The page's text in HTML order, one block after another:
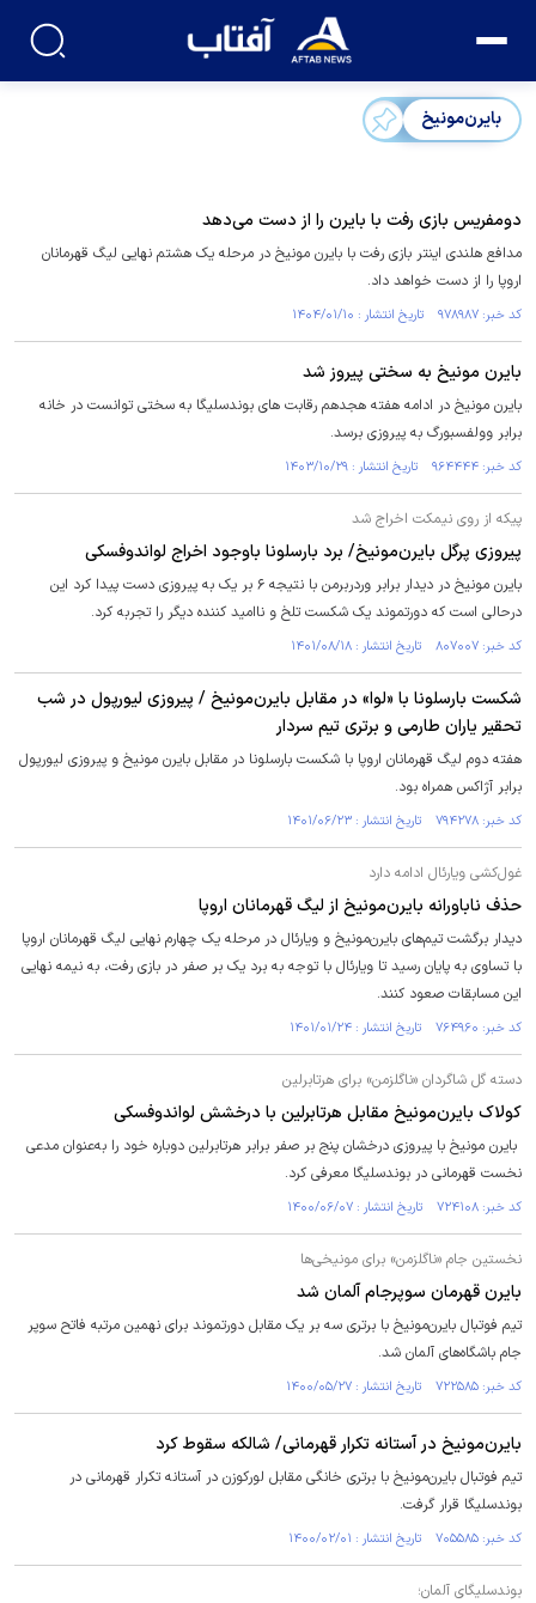
بایرن‌مونیخ
دومفریس بازی رفت با بایرن را از دست می‌دهد
مدافع هلندی اینتر بازی رفت با بایرن مونیخ در مرحله یک هشتم نهایی لیگ قهرمانان
اروپا را از دست خواهد داد.
کد خبر: ۹۷۸۹۸۷ تاریخ انتشار : ۱۴۰۴/۰۱/۱۰
بایرن مونیخ به سختی پیروز شد
بایرن مونیخ در ادامه هفته هجدهم رقابت های بوندسلیگا به سختی توانست در خانه
برابر وولفسبورگ به پیروزی برسد.
کد خبر: ۹۶۴۴۴۴ تاریخ انتشار : ۱۴۰۳/۱۰/۲۹
پیکه از روی نیمکت اخراج شد
پیروزی پرگل بایرن‌مونیخ/ برد بارسلونا باوجود اخراج لواندوفسکی
بایرن مونیخ در دیدار برابر وردربرمن با نتیجه ۶ بر یک به پیروزی دست پیدا کرد این
درحالی است که دورتموند یک شکست تلخ و ناامید کننده دیگر را تجربه کرد.
کد خبر: ۸۰۷۰۰۷ تاریخ انتشار : ۱۴۰۱/۰۸/۱۸
شکست بارسلونا با «لوا» در مقابل بایرن‌مونیخ / پیروزی لیورپول در شب
تحقیر یاران طارمی و برتری تیم سردار
هفته دوم لیگ قهرمانان اروپا با شکست بارسلونا در مقابل بایرن مونیخ و پیروزی لیورپول
برابر آژاکس همراه بود.
کد خبر: ۷۹۴۲۷۸ تاریخ انتشار : ۱۴۰۱/۰۶/۲۳
غول‌کشی‌ ویارئال ادامه دارد
حذف ناباورانه بایرن‌مونیخ از لیگ قهرمانان اروپا
دیدار برگشت تیم‌های بایرن‌مونیخ و ویارئال در مرحله یک چهارم نهایی لیگ قهرمانان اروپا
با تساوی به پایان رسید تا ویارئال با توجه به برد یک بر صفر در بازی رفت، به نیمه نهایی
این مسابقات صعود کنند.
کد خبر: ۷۶۴۹۶۰ تاریخ انتشار : ۱۴۰۱/۰۱/۲۴
دسته گل شاگردان «ناگلزمن» برای هرتابرلین
کولاک بایرن‌مونیخ مقابل هرتابرلین با درخشش لواندوفسکی
بایرن مونیخ با پیروزی درخشان پنج ‌بر صفر برابر هرتابرلین دوباره خود را به‌عنوان مدعی
نخست قهرمانی در بوندسلیگا معرفی کرد.
کد خبر: ۷۲۴۱۰۸ تاریخ انتشار : ۱۴۰۰/۰۶/۰۷
نخستین جام «ناگلزمن» برای مونیخی‌ها
بایرن‌ قهرمان سوپرجام آلمان شد
تیم فوتبال بایرن‌مونیخ با برتری سه بر یک مقابل دورتموند برای نهمین مرتبه فاتح سوپر
جام باشگاه‌های آلمان شد.
کد خبر: ۷۲۲۵۸۵ تاریخ انتشار : ۱۴۰۰/۰۵/۲۷
بایرن‌مونیخ در آستانه تکرار قهرمانی/ شالکه سقوط کرد
تیم فوتبال بایرن‌مونیخ با برتری خانگی مقابل لورکوزن در آستانه تکرار قهرمانی در
بوندسلیگا قرار گرفت.
کد خبر: ۷۰۵۵۸۵ تاریخ انتشار : ۱۴۰۰/۰۲/۰۱
بوندسلیگای آلمان؛